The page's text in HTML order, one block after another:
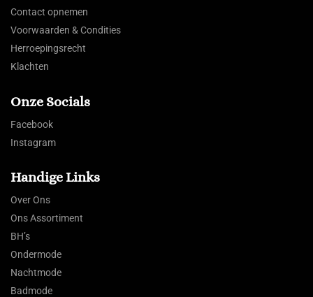
Contact opnemen
Voorwaarden & Condities
Herroepingsrecht
Klachten
Onze Socials
Facebook
Instagram
Handige Links
Over Ons
Ons Assortiment
BH’s
Ondermode
Nachtmode
Badmode